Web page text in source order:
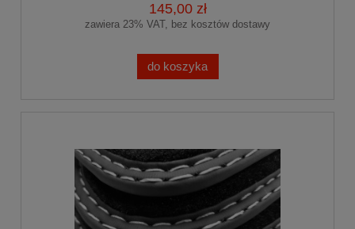
145,00 zł
zawiera 23% VAT, bez kosztów dostawy
do koszyka